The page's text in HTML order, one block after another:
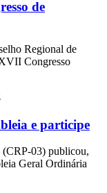
de
Regional de
Congresso
e participe
(CRP-03) publicou,
Geral Ordinária